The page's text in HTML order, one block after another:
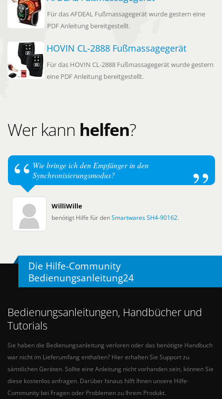
Für das AFDEAL Fußmassagegerät wurde gestern eine
PDF Anleitung bereitgestellt.
HOVIN CL-2888 Fußmassagegerät
Für das HOVIN CL-2888 Fußmassagegerät wurde gestern
eine PDF Anleitung bereitgestellt.
Wer kann helfen?
Wie bringe ich den Empfänger in den
Synchronisierungsmodus?
WilliWille
benötigt Hilfe für denSmartwares SH4-90162.
Die Hilfe-Community
Bedienungsanleitung24
Bedienungsanleitungen, Handbücher und
Tutorials
Sie haben die Bedienungsanleitung verloren oder das benötigte Handbuch
war nicht im Lieferumfang enthalten? Hier erhalten Sie Support zu
sämtlichen Geräten. Sollte eine Anleitung nicht vorhanden sein, können Sie
diese kostenlos anfragen. Darüber hinaus hilft Ihnen unsere Hilfe-
Community bei Fragen oder Problemen zu Ihrem Produkt.